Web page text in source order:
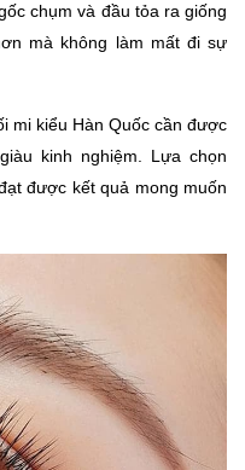
chụm và đầu tỏa ra giống
mà không làm mất đi sự
mi kiểu Hàn Quốc cần được
kinh nghiệm. Lựa chọn
được kết quả mong muốn